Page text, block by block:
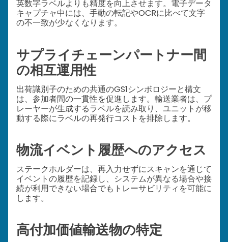
英数字ラベルよりも精度を向上させます。電子データ
キャプチャ中には、手動の転記やOCRに比べて文字
の不一致が少なくなります。
サプライチェーンパートナー間
の相互運用性
出荷識別子のための共通のGS1シンボロジーと構文
は、参加者間の一貫性を促進します。輸送業者は、プ
レーヤーが生成するラベルを読み取り、ユニットが移
動する際にラベルの再発行コストを排除します。
物流イベント履歴へのアクセス
ステークホルダーは、再入力せずにスキャンを通じて
イベントの履歴を記録し、システムが異なる場合や接
続が利用できない場合でもトレーサビリティを可能に
します。
高付加価値輸送物の特定